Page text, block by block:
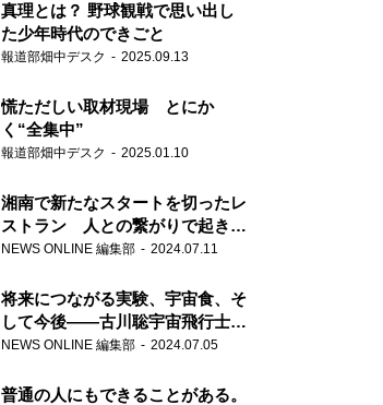
真理とは？ 野球観戦で思い出し
た少年時代のできごと
報道部畑中デスク 2025.09.13
慌ただしい取材現場 とにか
く“全集中”
報道部畑中デスク 2025.01.10
湘南で新たなスタートを切ったレ
ストラン 人との繋がりで起きた
奇跡
NEWS ONLINE 編集部 2024.07.11
将来につながる実験、宇宙食、そ
して今後――古川聡宇宙飛行士単
独インタビュー
NEWS ONLINE 編集部 2024.07.05
普通の人にもできることがある。